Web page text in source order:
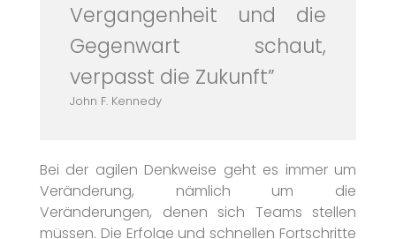
Vergangenheit und die
Gegenwart schaut,
verpasst die Zukunft”
John F. Kennedy
Bei der agilen Denkweise geht es immer um
Veränderung, nämlich um die
Veränderungen, denen sich Teams stellen
müssen. Die Erfolge und schnellen Fortschritte